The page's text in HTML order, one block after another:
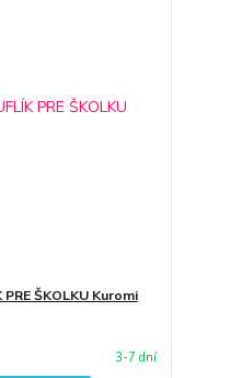
PRE ŠKOLKU Kuromi
3-7 dní